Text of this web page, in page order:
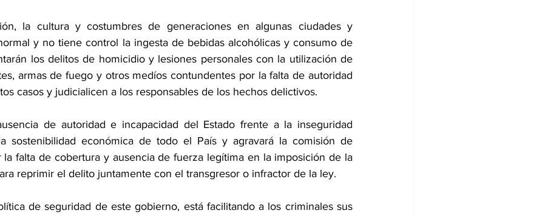
la cultura y costumbres de generaciones en algunas ciudades y
y no tiene control la ingesta de bebidas alcohólicas y consumo de
los delitos de homicidio y lesiones personales con la utilización de
armas de fuego y otros medíos contundentes por la falta de autoridad
casos y judicialicen a los responsables de los hechos delictivos.
de autoridad e incapacidad del Estado frente a la inseguridad
sostenibilidad económica de todo el País y agravará la comisión de
la falta de cobertura y ausencia de fuerza legítima en la imposición de la
reprimir el delito juntamente con el transgresor o infractor de la ley.
de seguridad de este gobierno, está facilitando a los criminales sus